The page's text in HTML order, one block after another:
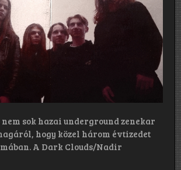
nem sok hazai underground zenekar
hogy közel három évtizedet
A Dark Clouds/Nadir